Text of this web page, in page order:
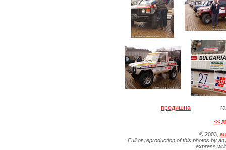
предишна
<<
© 2003,
Full or reproduction of this photos by
express